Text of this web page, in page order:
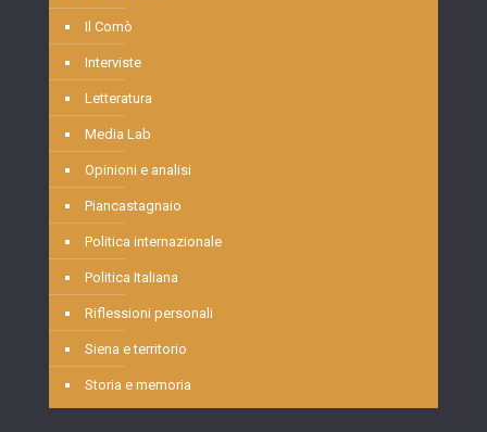
Il Comò
Interviste
Letteratura
Media Lab
Opinioni e analisi
Piancastagnaio
Politica internazionale
Politica Italiana
Riflessioni personali
Siena e territorio
Storia e memoria